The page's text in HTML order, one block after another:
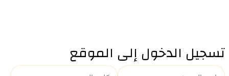
تسجيل الدخول إلى الموقع